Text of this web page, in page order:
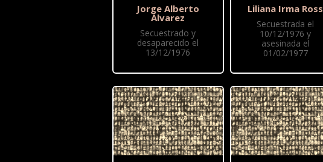
Jorge Alberto
Álvarez
Secuestrado y
desaparecido el
13/12/1976
Liliana Irma Ross
Secuestrada el
10/12/1976 y
asesinada el
01/02/1977